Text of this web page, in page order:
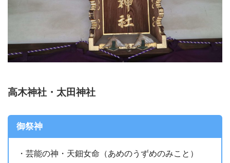
高木神社・太田神社
御祭神
・芸能の神・天鈿女命（あめのうずめのみこと）